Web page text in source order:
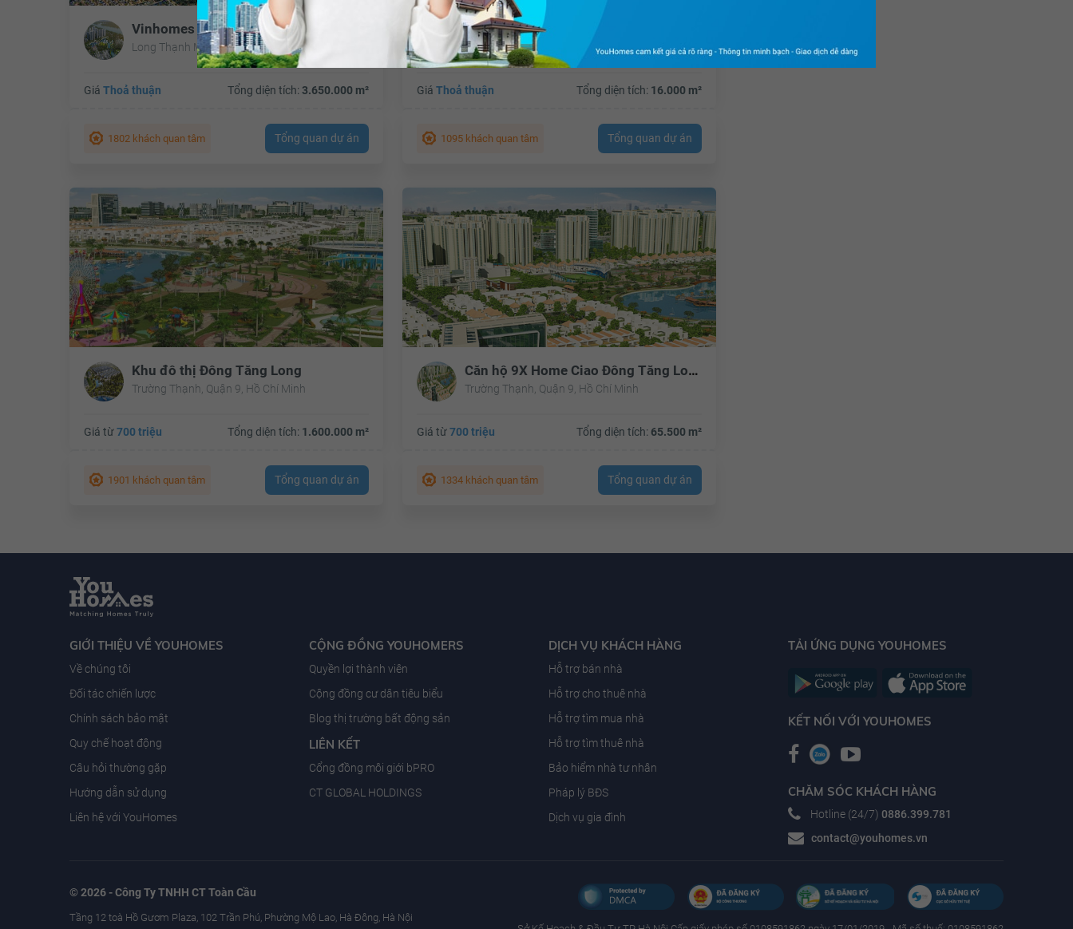
Vinhomes Grand Park
Long Thạnh Mỹ, Quận 9, Hồ Chí Minh
Giá Thoả thuận Tổng diện tích: 3.650.000 m²
1802 khách quan tâm Tổng quan dự án
Tecco Vina Garden
Trường Thạnh, Quận 9, Hồ Chí Minh
Giá Thoả thuận Tổng diện tích: 16.000 m²
1095 khách quan tâm Tổng quan dự án
Khu đô thị Đông Tăng Long
Trường Thạnh, Quận 9, Hồ Chí Minh
Giá từ700 triệu Tổng diện tích: 1.600.000 m²
1901 khách quan tâm Tổng quan dự án
Căn hộ 9X Home Ciao Đông Tăng Long - Khu đô thị Đông Tăng Long
Trường Thạnh, Quận 9, Hồ Chí Minh
Giá từ700 triệu Tổng diện tích: 65.500 m²
1334 khách quan tâm Tổng quan dự án
GIỚI THIỆU VỀ YOUHOMES
Về chúng tôi
Đối tác chiến lược
Chính sách bảo mật
Quy chế hoạt động
Câu hỏi thường gặp
Hướng dẫn sử dụng
Liên hệ với YouHomes
CỘNG ĐỒNG YOUHOMERS
Quyền lợi thành viên
Cộng đồng cư dân tiêu biểu
Blog thị trường bất động sản
LIÊN KẾT
Cổng đồng môi giới bPRO
CT GLOBAL HOLDINGS
DỊCH VỤ KHÁCH HÀNG
Hỗ trợ bán nhà
Hỗ trợ cho thuê nhà
Hỗ trợ tìm mua nhà
Hỗ trợ tìm thuê nhà
Bảo hiểm nhà tư nhân
Pháp lý BĐS
Dịch vụ gia đình
TẢI ỨNG DỤNG YOUHOMES
KẾT NỐI VỚI YOUHOMES
CHĂM SÓC KHÁCH HÀNG
Hotline (24/7) 0886.399.781
contact@youhomes.vn
© 2026 - Công Ty TNHH CT Toàn Cầu
Tầng 12 toà Hồ Gươm Plaza, 102 Trần Phú, Phường Mộ Lao, Hà Đông, Hà Nội